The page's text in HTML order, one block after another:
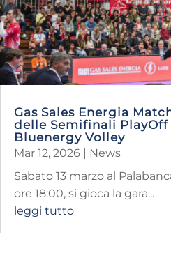
Gas Sales Energia
delle Semifinali PlayOff
Bluenergy Volley
Mar 12, 2026 | News
Sabato 13 marzo al
ore 18:00, si gioca la gara...
leggi tutto